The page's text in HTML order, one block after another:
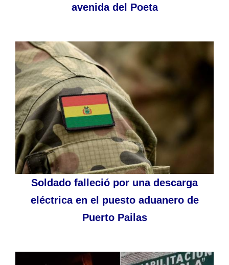
avenida del Poeta
Soldado falleció por una descarga
eléctrica en el puesto aduanero de
Puerto Pailas